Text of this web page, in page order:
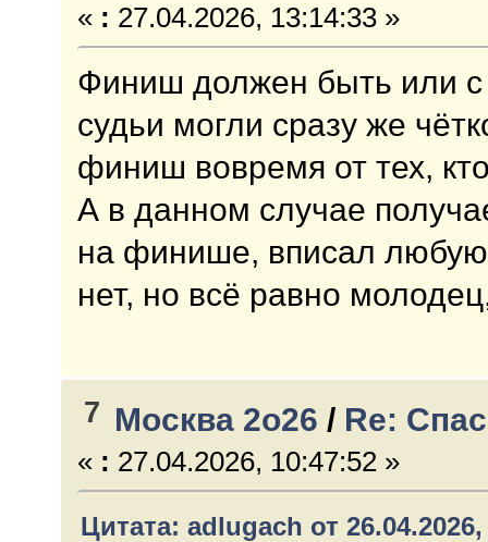
« : 27.04.2026, 13:14:33 »
Финиш должен быть или
судьи могли сразу же
финиш вовремя от тех,
А в данном случае
на финише, вписал
нет, но всё равно
7 Москва 2о26 / Re:
« : 27.04.2026, 10:47:52 »
Цитата: adlugach от 26.04.2026,